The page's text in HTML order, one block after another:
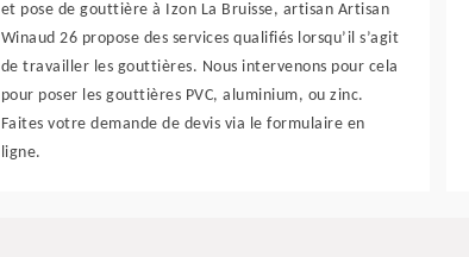
et pose de gouttière à Izon La Bruisse, artisan Artisan
Winaud 26 propose des services qualifiés lorsqu’il s’agit
de travailler les gouttières. Nous intervenons pour cela
pour poser les gouttières PVC, aluminium, ou zinc.
Faites votre demande de devis via le formulaire en
ligne.